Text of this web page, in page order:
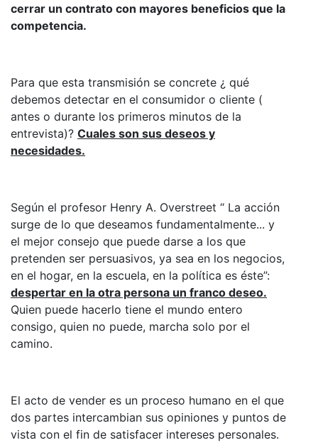
cerrar un contrato con mayores beneficios que la
competencia.
Para que esta transmisión se concrete ¿ qué
debemos detectar en el consumidor o cliente (
antes o durante los primeros minutos de la
entrevista)? Cuales son sus deseos y
necesidades.
Según el profesor Henry A. Overstreet “ La acción
surge de lo que deseamos fundamentalmente... y
el mejor consejo que puede darse a los que
pretenden ser persuasivos, ya sea en los negocios,
en el hogar, en la escuela, en la política es éste”:
despertar en la otra persona un franco deseo.
Quien puede hacerlo tiene el mundo entero
consigo, quien no puede, marcha solo por el
camino.
El acto de vender es un proceso humano en el que
dos partes intercambian sus opiniones y puntos de
vista con el fin de satisfacer intereses personales.